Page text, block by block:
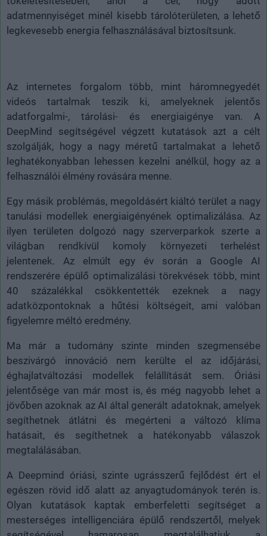
adatmennyiséget minél kisebb tárolóterületen, a lehető
legkevesebb energia felhasználásával biztosítsunk.
Az internetes forgalom több, mint háromnegyedét
videós tartalmak teszik ki, amelyeknek jelentős
adatforgalmi-, tárolási- és energiaigénye van. A
DeepMind segítségével végzett kutatások azt a célt
szolgálják, hogy a nagy méretű tartalmakat a lehető
leghatékonyabban lehessen kezelni anélkül, hogy az a
felhasználói élmény rovására menne.
Egy másik problémás, megoldásért kiáltó terület a nagy
tanulási modellek energiaigényének optimalizálása. Az
ilyen területen dolgozó nagy szerverparkok szerte a
világban rendkívül komoly környezeti terhelést
jelentenek. Az elmúlt egy év során a Google AI
rendszerére épülő optimalizálási törekvések több, mint
40 százalékkal csökkentették ezeknek a nagy
adatközpontoknak a hűtési költségeit, ami valóban
figyelemre méltó eredmény.
Ma már a tudomány szinte minden szegmensébe
beszivárgó innováció nem kerülte el az időjárási,
éghajlatváltozási modellek felállítását sem. Óriási
jelentősége van már most is, és még nagyobb lehet a
jövőben azoknak az AI által generált adatoknak, amelyek
segíthetnek átlátni és megérteni a változó klíma
hatásait, és segíthetnek a hatékonyabb válaszok
megtalálásában.
A Deepmind óriási, szinte ugrásszerű fejlődést ért el
egészen rövid idő alatt az anyagtudományok terén is.
Olyan kutatások kaptak emberfeletti segítséget a
mesterséges intelligenciára épülő rendszertől, melyek